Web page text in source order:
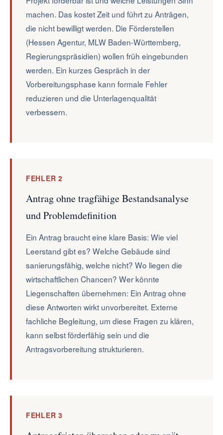
machen. Das kostet Zeit und führt zu Anträgen,
die nicht bewilligt werden. Die Förderstellen
(Hessen Agentur, MLW Baden-Württemberg,
Regierungspräsidien) wollen früh eingebunden
werden. Ein kurzes Gespräch in der
Vorbereitungsphase kann formale Fehler
reduzieren und die Unterlagenqualität
verbessern.
FEHLER 2
Antrag ohne tragfähige Bestandsanalyse
und Problemdefinition
Ein Antrag braucht eine klare Basis: Wie viel
Leerstand gibt es? Welche Gebäude sind
sanierungsfähig, welche nicht? Wo liegen die
wirtschaftlichen Chancen? Wer könnte
Liegenschaften übernehmen: Ein Antrag ohne
diese Antworten wirkt unvorbereitet. Externe
fachliche Begleitung, um diese Fragen zu klären,
kann selbst förderfähig sein und die
Antragsvorbereitung strukturieren.
FEHLER 3